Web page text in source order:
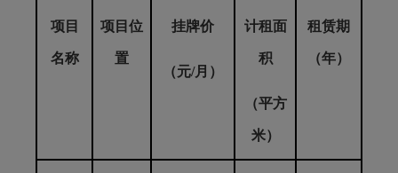
项目
名称
项目位
置
挂牌价
（元/月）
计租面
积
（平方
米）
租赁期
（年）